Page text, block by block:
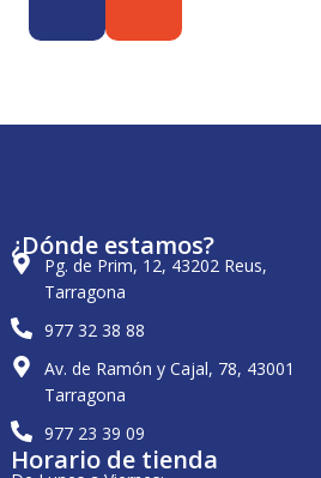
¿Dónde estamos?
Pg. de Prim, 12, 43202 Reus,
Tarragona
977 32 38 88
Av. de Ramón y Cajal, 78, 43001
Tarragona
977 23 39 09
Horario de tienda